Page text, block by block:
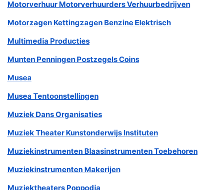
Motorverhuur Motorverhuurders Verhuurbedrijven
Motorzagen Kettingzagen Benzine Elektrisch
Multimedia Producties
Munten Penningen Postzegels Coins
Musea
Musea Tentoonstellingen
Muziek Dans Organisaties
Muziek Theater Kunstonderwijs Instituten
Muziekinstrumenten Blaasinstrumenten Toebehoren
Muziekinstrumenten Makerijen
Muziektheaters Poppodia